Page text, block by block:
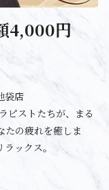
4,000円
袋店
ピストたちが、まる
たの疲れを癒しま
ックス。